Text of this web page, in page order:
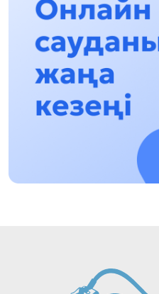
17:31, 31 Шілде 2026
Халықаралық
Қонаев қаласында
13:13, 30 Шілде 2026
Асхат Асылбеков:
12:01, 28 Шілде 2026